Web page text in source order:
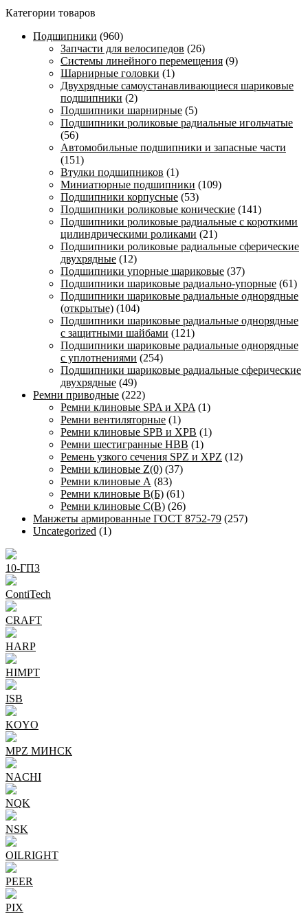
Категории товаров
Подшипники (960)
Запчасти для велосипедов (26)
Системы линейного перемещения (9)
Шарнирные головки (1)
Двухрядные самоустанавливающиеся шариковые
подшипники (2)
Подшипники шарнирные (5)
Подшипники роликовые радиальные игольчатые
(56)
Автомобильные подшипники и запасные части
(151)
Втулки подшипников (1)
Миниатюрные подшипники (109)
Подшипники корпусные (53)
Подшипники роликовые конические (141)
Подшипники роликовые радиальные с короткими
цилиндрическими роликами (21)
Подшипники роликовые радиальные сферические
двухрядные (12)
Подшипники упорные шариковые (37)
Подшипники шариковые радиально-упорные (61)
Подшипники шариковые радиальные однорядные
(открытые) (104)
Подшипники шариковые радиальные однорядные
с защитными шайбами (121)
Подшипники шариковые радиальные однорядные
с уплотнениями (254)
Подшипники шариковые радиальные сферические
двухрядные (49)
Ремни приводные (222)
Ремни клиновые SPA и XPA (1)
Ремни вентиляторные (1)
Ремни клиновые SPB и XPB (1)
Ремни шестигранные HBB (1)
Ремень узкого сечения SPZ и XPZ (12)
Ремни клиновые Z(0) (37)
Ремни клиновые А (83)
Ремни клиновые В(Б) (61)
Ремни клиновые С(В) (26)
Манжеты армированные ГОСТ 8752-79 (257)
Uncategorized (1)
10-ГПЗ
ContiTech
CRAFT
HARP
HIMPT
ISB
KOYO
MPZ МИНСК
NACHI
NQK
NSK
OILRIGHT
PEER
PIX